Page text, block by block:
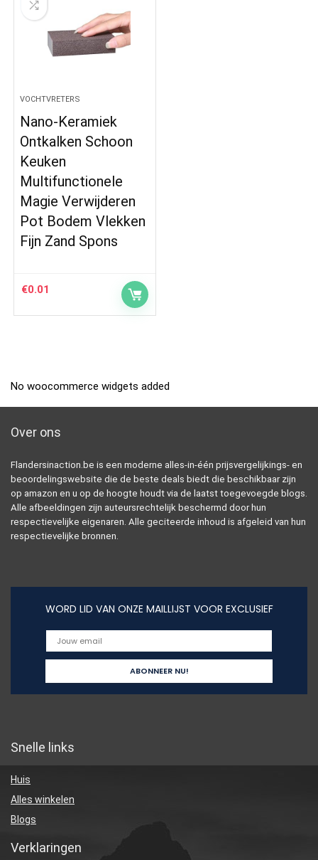
VOCHTVRETERS
Nano-Keramiek
Ontkalken Schoon
Keuken
Multifunctionele
Magie Verwijderen
Pot Bodem Vlekken
Fijn Zand Spons
€0.01
No woocommerce widgets added
Over ons
Flandersinaction.be is een moderne alles-in-één prijsvergelijkings- en
beoordelingswebsite die de beste deals biedt die beschikbaar zijn
op amazon en u op de hoogte houdt via de laatst toegevoegde blogs.
Alle afbeeldingen zijn auteursrechtelijk beschermd door hun
respectievelijke eigenaren. Alle geciteerde inhoud is afgeleid van hun
respectievelijke bronnen.
WORD LID VAN ONZE MAILLIJST VOOR EXCLUSIEF
Snelle links
Huis
Alles winkelen
Blogs
Verklaringen